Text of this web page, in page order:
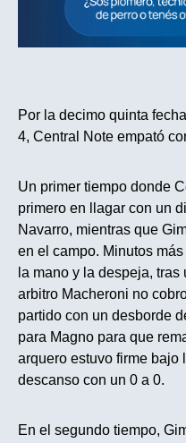
Por la decimo quinta
4, Central Note empató
Un primer tiempo donde
primero en llagar con un
Navarro, mientras que
en el campo. Minutos
la mano y la despeja,
arbitro Macheroni no
partido con un desborde
para Magno para que
arquero estuvo firme bajo
descanso con un 0 a 0.
En el segundo tiempo,